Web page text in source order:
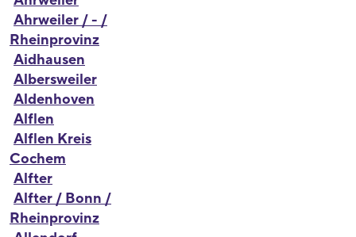
Ahrweiler / - /
Rheinprovinz
Aidhausen
Albersweiler
Aldenhoven
Alflen
Alflen Kreis
Cochem
Alfter
Alfter / Bonn /
Rheinprovinz